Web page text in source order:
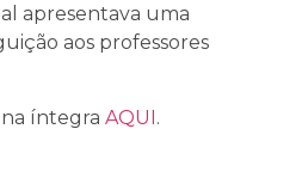
apresentava uma
aos professores
íntegra AQUI.